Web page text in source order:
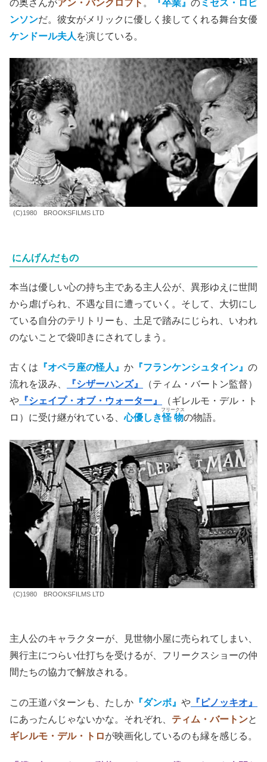
ジョン・メリックを演じた ジョン・ハート は、特殊メイク
のおかげで本作ではほぼ顔が分からない。前年の『エイリ
アン』 では最初にフェイスハガー
トリーヴス役がアンソニー・ホプキンスだったことは、す
っかり忘れていた。おなじドクターでも、その後のレクタ
ー博士の印象が強すぎたのかもしれない。
本作にはプロデューサーで参加のメル・ブルックスの当時
の奥さんがアン・バンクロフト。 『卒業』の
ミセス・ロビ
ンソンだ。彼女がメリックに優しく接してくれる舞台女優
ケンドール夫人を演じている。
にんげんだもの
本当は優しい心の持ち主である主人公が、異形ゆえに世間
から虐げられ、不遇な目に遭っていく。そして、大切にし
ている自分のテリトリーも、土足で踏みにじられ、いわれ
のないことで袋叩きにされてしまう。
古くは『オペラ座の怪人』 『フランケンシュタイン』の
流れを汲み、『シザーハンズ』
（ティム・バートン監督）
『シェイプ・オブ・ウォーター』（ギレルモ・デル・ト
ロ）に受け継がれている、
心優しき 怪物
フリークス
の物語。